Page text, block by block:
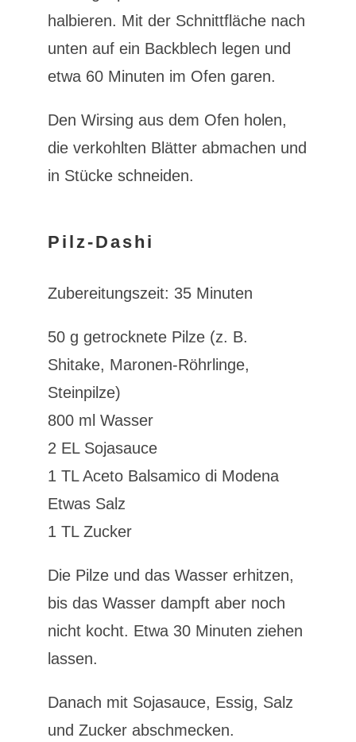
halbieren. Mit der Schnittfläche nach
unten auf ein Backblech legen und
etwa 60 Minuten im Ofen garen.
Den Wirsing aus dem Ofen holen,
die verkohlten Blätter abmachen und
in Stücke schneiden.
Pilz-Dashi
Zubereitungszeit: 35 Minuten
50 g getrocknete Pilze (z. B.
Shitake, Maronen-Röhrlinge,
Steinpilze)
800 ml Wasser
2 EL Sojasauce
1 TL Aceto Balsamico di Modena
Etwas Salz
1 TL Zucker
Die Pilze und das Wasser erhitzen,
bis das Wasser dampft aber noch
nicht kocht. Etwa 30 Minuten ziehen
lassen.
Danach mit Sojasauce, Essig, Salz
und Zucker abschmecken.